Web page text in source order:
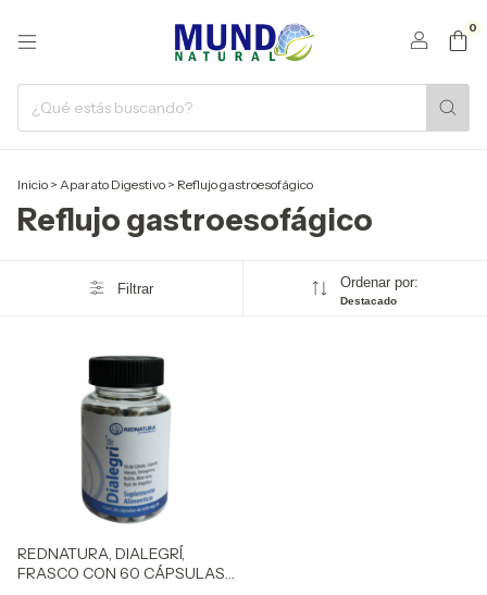
0
Inicio > Aparato Digestivo > Reflujo gastroesofágico
Reflujo gastroesofágico
Filtrar Ordenar por:
Destacado
REDNATURA, DIALEGRÍ,
FRASCO CON 60 CÁPSULAS,